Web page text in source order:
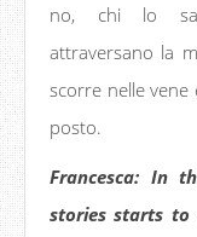
no, chi lo sa.
attraversano la
scorre nelle
posto.
Francesca: In
stories starts